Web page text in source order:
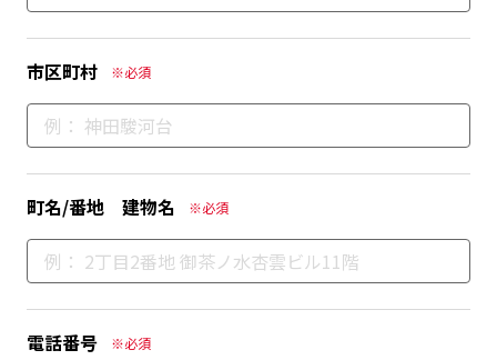
市区町村 ※必須
町名/番地 建物名 ※必須
電話番号 ※必須